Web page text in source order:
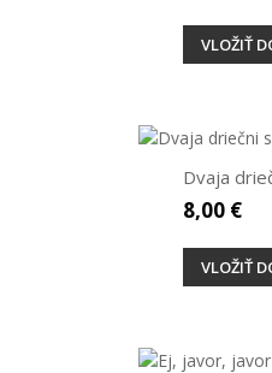
VLOŽIŤ
Dvaja
8,00 €
VLOŽIŤ